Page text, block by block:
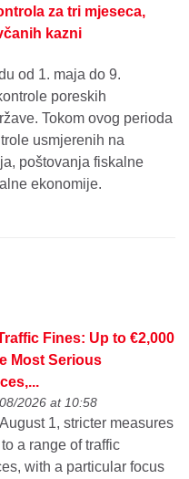
za tri mjeseca,
kazni
od 1. maja do 9.
poreskih
Tokom ovog perioda
usmjerenih na
poštovanja fiskalne
ekonomije.
Fines: Up to €2,000
Most Serious
2026 at 10:58
1, stricter measures
a range of traffic
with a particular focus